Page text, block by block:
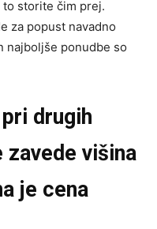
storite čim prej.
za popust navadno
najboljše ponudbe so
drugih
zavede višina
je cena